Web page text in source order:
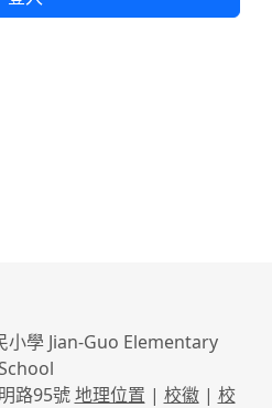
小學 Jian-Guo Elementary
路95號地理位置 | 校徽| 校